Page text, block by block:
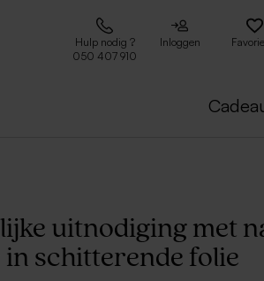
Hulp nodig ?
050 407 910
Inloggen
uitnodiging met
in schitterende folie